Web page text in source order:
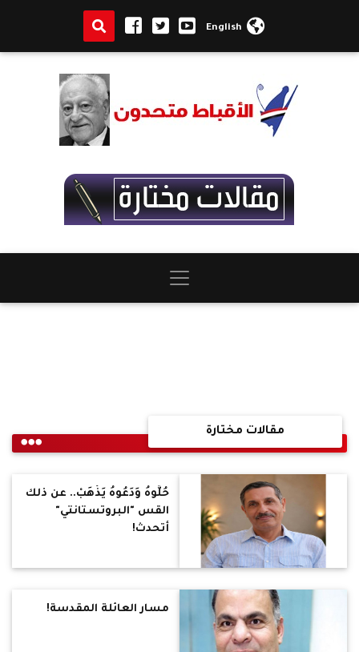
English
مقالات مختارة
حُلُّوهُ وَدَعُوهُ يَذْهَبْ.. عن ذلك
القس "البروتستانتي"
أتحدث!
مسار العائلة المقدسة!